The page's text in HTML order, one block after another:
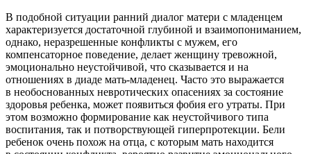
В подобной ситуации ранний диалог матери с младенцем
характеризуется достаточной глубиной и взаимопониманием,
однако, неразрешенные конфликты с мужем, его
компенсаторное поведение, делает женщину тревожной,
эмоционально неустойчивой, что сказывается и на
отношениях в диаде мать-младенец. Часто это выражается
в необоснованных невротических опасениях за состояние
здоровья ребенка, может появиться фобия его утраты. При
этом возможно формирование как неустойчивого типа
воспитания, так и потворствующей гиперпротекции. Бели
ребенок очень похож на отца, с которым мать находится